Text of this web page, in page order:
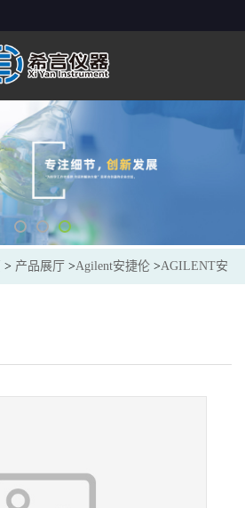
> 产品展厅 >Agilent安捷伦 >AGILENT安